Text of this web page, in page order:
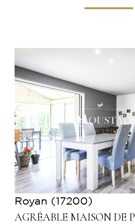
Voir le bien
Royan (17200)
AGRÉABLE MAISON DE